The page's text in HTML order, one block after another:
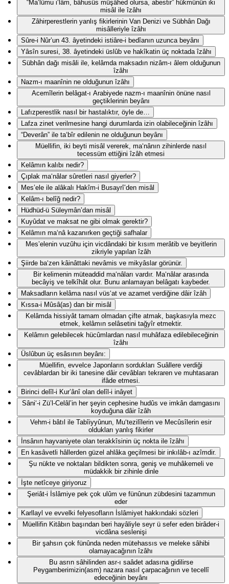
“Ma‘lûmu i‘lâm, bâhusûs müşâhed olursa, abestir” hükmünün iki
misâl ile îzâhı
Zâhirperestlerin yanlış fikirlerinin Van Denizi ve Sübhân Dağı
misâlleriyle îzâhı
Sûre-i Nûr’un 43. âyetindeki istiâre-i bedîanın uzunca beyânı
Yâsîn suresi, 38. âyetindeki üslûb ve hakîkatin üç noktada îzâhı
Sübhân dağı misâli ile, kelâmda maksadın nizâm-ı âlem olduğunun
îzâhı
Nazm-ı maanînin ne olduğunun îzâhı
Acemîlerin belâgat-ı Arabiyede nazm-ı maanînin önüne nasıl
geçtiklerinin beyânı
Lafızperestlik nasıl bir hastalıktır, öyle de…
Lafza zinet verilmesine hangi durumlarda izin olabileceğinin îzâhı
“Deverân” ile ta‘bîr edilenin ne olduğunun beyânı
Müellifin, iki beyti misâl vererek, ma‘nânın zihinlerde nasıl
tecessüm ettiğini îzâh etmesi
Kelâmın kalıbı nedir?
Çıplak ma‘nâlar sûretleri nasıl giyerler?
Mes’ele ile alâkalı Hakîm-i Busayrî’den misâl
Kelâm-ı belîğ nedir?
Hüdhüd-ü Süleymân’dan misâl
Kuyûdat ve maksat ne gibi olmak gerektir?
Kelâmın ma‘nâ kazanırken geçtiği safhalar
Mes’elenin vuzûhu için vicdândaki bir kısım merâtib ve beyitlerin
zikriyle yapılan îzâh
Şiirde ba‘zen kâinâttaki nevâmis ve mikyâslar görünür.
Bir kelimenin müteaddid ma‘nâları vardır. Ma‘nâlar arasında
becâyiş ve telkîhât olur. Bunu anlamayan belâgatı kaybeder.
Maksadların kelâma nasıl vüs‘at ve azamet verdiğine dâir îzâh
Kıssa-i Mûsâ(as) dan bir misâl
Kelâmda hissiyât tamam olmadan çifte atmak, başkasıyla mezc
etmek, kelâmın selâsetini tağyîr etmektir.
Kelâmın gelebilecek hücûmlardan nasıl muhâfaza edilebileceğinin
îzâhı
Üslûbun üç esâsının beyânı:
Müellifin, evvelce Japonların sordukları Suâllere verdiği
cevâblardan bir iki tanesine dâir cevâbları tekraren ve muhtasaran
ifâde etmesi.
Birinci delîl-i Kur’ânî olan delîl-i inâyet
Sâni‘-i Zü’l-Celâl’in her şeyin cephesine hudûs ve imkân damgasını
koyduğuna dâir îzâh
Vehm-i bâtıl ile Tabîiyyûnun, Mu‘tezilîlerin ve Mecûsîlerin esir
oldukları yanlış fikirler
İnsânın hayvaniyete olan terakkîsinin üç nokta ile îzâhı
En kasâvetli hâllerden güzel ahlâka geçilmesi bir inkılâb-ı azîmdir.
Şu nükte ve noktaları bildikten sonra, geniş ve muhâkemeli ve
müdakkik bir zihinle dinle
İşte netîceye giriyoruz
Şeriât-i İslâmiye pek çok ulûm ve fünûnun zübdesini tazammun
eder
Karllayl ve evvelki felyesofların İslâmiyet hakkındaki sözleri
Müellifin Kitâbın başından beri hayâliyle seyr ü sefer eden birâder-i
vicdâna seslenişi
Bir şahsın çok fünûnda neden mütehassıs ve meleke sâhibi
olamayacağının îzâhı
Bu asrın sâhilinden asr-ı saâdet adasına gidilirse
Peygamberimizin(asm) nazara nasıl çarpacağının ve tecellî
edeceğinin beyânı